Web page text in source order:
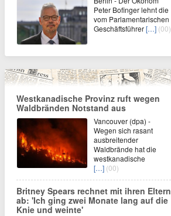
Peter Bofinger lehnt die
vom Parlamentarischen
Geschäftsführer[…] (00)
Westkanadische Provinz ruft wegen
Waldbränden Notstand aus
Vancouver (dpa) -
Wegen sich rasant
ausbreitender
Waldbrände hat die
westkanadische
[…] (00)
Britney Spears rechnet mit ihren Eltern
ab: 'Ich ging zwei Monate lang auf die
Knie und weinte'